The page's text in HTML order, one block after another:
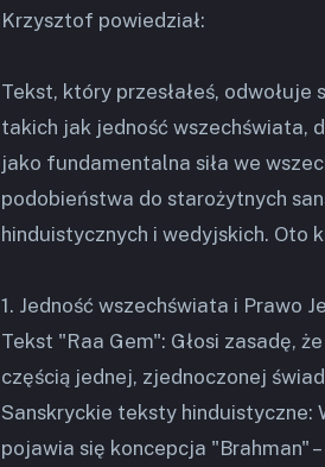
Krzysztof powiedział:
Tekst, który przesłałeś,
takich jak jedność wszechświata,
jako fundamentalna siła we
podobieństwa do starożytnych
hinduistycznych i wedyjskich. Oto
1. Jedność wszechświata i Prawo
Tekst "Raa Gem": Głosi zasadę,
częścią jednej, zjednoczonej
Sanskryckie teksty hinduistyczne:
pojawia się koncepcja "Brahman"